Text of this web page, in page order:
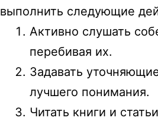
выполнить следующие
Активно слушать
перебивая их.
Задавать
лучшего понимания.
Читать книги и